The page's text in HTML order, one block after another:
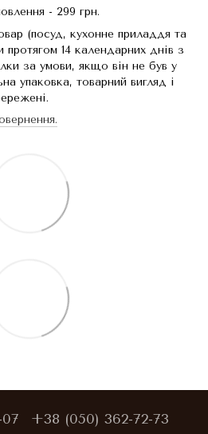
- 299 грн.
(посуд, кухонне приладдя та
14 календарних днів з
за умови, якщо він не був у
упаковка, товарний вигляд і
+38 (050) 362-72-73